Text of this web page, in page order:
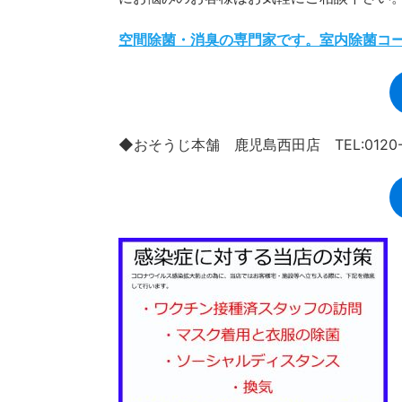
空間除菌・消臭の専門家です。室内除菌コ
◆おそうじ本舗 鹿児島西田店